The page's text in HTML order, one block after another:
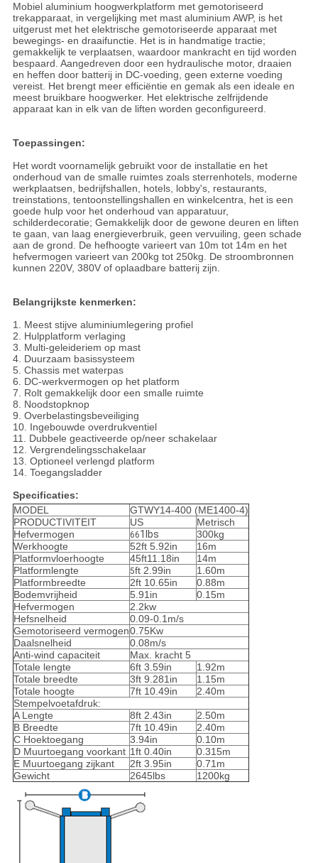
Mobiel aluminium hoogwerkplatform met gemotoriseerd
trekapparaat, in vergelijking met mast aluminium AWP, is het
uitgerust met het elektrische gemotoriseerde apparaat met
bewegings- en draaifunctie. Het is in handmatige tractie;
gemakkelijk te verplaatsen, waardoor mankracht en tijd worden
bespaard. Aangedreven door een hydraulische motor, draaien
en heffen door batterij in DC-voeding, geen externe voeding
vereist. Het brengt meer efficiëntie en gemak als een ideale en
meest bruikbare hoogwerker. Het elektrische zelfrijdende
apparaat kan in elk van de liften worden geconfigureerd.
Toepassingen:
Het wordt voornamelijk gebruikt voor de installatie en het
onderhoud van de smalle ruimtes zoals sterrenhotels, moderne
werkplaatsen, bedrijfshallen, hotels, lobby's, restaurants,
treinstations, tentoonstellingshallen en winkelcentra, het is een
goede hulp voor het onderhoud van apparatuur,
schilderdecoratie; Gemakkelijk door de gewone deuren en liften
te gaan, van laag energieverbruik, geen vervuiling, geen schade
aan de grond. De hefhoogte varieert van 10m tot 14m en het
hefvermogen varieert van 200kg tot 250kg. De stroombronnen
kunnen 220V, 380V of oplaadbare batterij zijn.
Belangrijkste kenmerken:
1. Meest stijve aluminiumlegering profiel
2. Hulpplatform verlaging
3. Multi-geleideriem op mast
4. Duurzaam basissysteem
5. Chassis met waterpas
6. DC-werkvermogen op het platform
7. Rolt gemakkelijk door een smalle ruimte
8. Noodstopknop
9. Overbelastingsbeveiliging
10. Ingebouwde overdrukventiel
11. Dubbele geactiveerde op/neer schakelaar
12. Vergrendelingsschakelaar
13. Optioneel verlengd platform
14. Toegangsladder
Specificaties:
MODEL
GTWY14-400 (ME1400-4)
PRODUCTIVITEIT
US
Metrisch
Hefvermogen
661lbs
300kg
Werkhoogte
52ft 5.92in
16m
Platformvloerhoogte
45ft11.18in
14m
Platformlengte
5ft 2.99in
1.60m
Platformbreedte
2ft 10.65in
0.88m
Bodemvrijheid
5.91in
0.15m
Hefvermogen
2.2kw
Hefsnelheid
0.09-0.1m/s
Gemotoriseerd vermogen0.75Kw
Daalsnelheid
0.08m/s
Anti-wind capaciteit
Max. kracht 5
Totale lengte
6ft 3.59in
1.92m
Totale breedte
3ft 9.281in
1.15m
Totale hoogte
7ft 10.49in
2.40m
Stempelvoetafdruk:
A Lengte
8ft 2.43in
2.50m
B Breedte
7ft 10.49in
2.40m
C Hoektoegang
3.94in
0.10m
D Muurtoegang voorkant 1ft 0.40in
0.315m
E Muurtoegang zijkant
2ft 3.95in
0.71m
Gewicht
2645lbs 1200kg